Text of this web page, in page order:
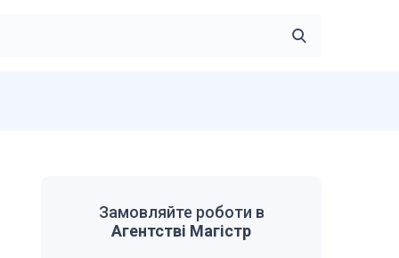
Замовляйте роботи в
Агентстві Магістр